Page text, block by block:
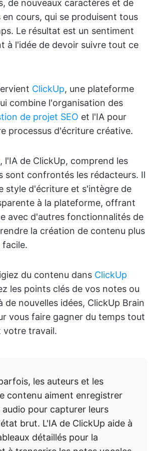
de nouveaux caractères et de
cours, qui se produisent tous
Le résultat est un sentiment
à l'idée de devoir suivre tout ce
ClickUp, une plateforme
combine l'organisation des
de projet SEO et l'IA pour
processus d'écriture créative.
, l'IA de ClickUp, comprend les
sont confrontés les rédacteurs. Il
style d'écriture et s'intègre de
à la plateforme, offrant
avec d'autres fonctionnalités de
la création de contenu plus
facile.
du contenu dans ClickUp
les points clés de vos notes ou
de nouvelles idées, ClickUp Brain
vous faire gagner du temps tout
votre travail.
les auteurs et les
contenu aiment enregistrer
pour capturer leurs
brut. L'IA de ClickUp aide à
détaillés pour la